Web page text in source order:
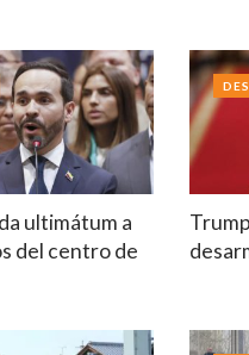
ultimátum a
del centro de